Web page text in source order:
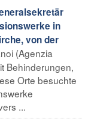
in
von der
(Agenzia
Behinderungen,
Orte besuchte
...